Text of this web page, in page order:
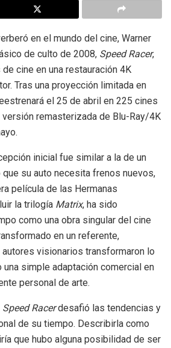
en el mundo del cine, Warner
de culto de 2008, Speed Racer,
cine en una restauración 4K
Tras una proyección limitada en
el 25 de abril en 225 cines
versión remasterizada de Blu-Ray/4K
inicial fue similar a la de un
su auto necesita frenos nuevos,
película de las Hermanas
la trilogía Matrix, ha sido
como una obra singular del cine
en un referente,
visionarios transformaron lo
simple adaptación comercial en
personal de arte.
Speed Racerdesafió las tendencias y
de su tiempo. Describirla como
que hubo alguna posibilidad de ser